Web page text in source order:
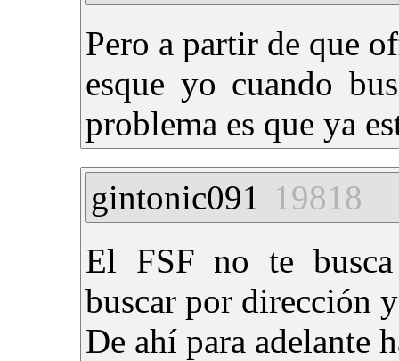
Pero a partir de que
esque yo cuando
problema es que ya
gintonic091 19818
El FSF no te
buscar por dirección
De ahí para adelante